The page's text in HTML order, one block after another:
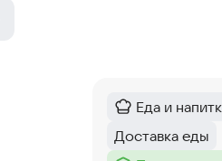
Категория:
Еда и
Тег:
Доставка еды